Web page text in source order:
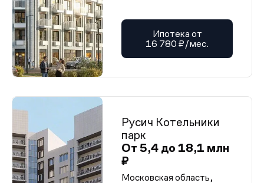
Ипотека от
16 780 ₽/мес.
Русич Котельники
парк
От 5,4 до 18,1 млн
₽
Московская область,